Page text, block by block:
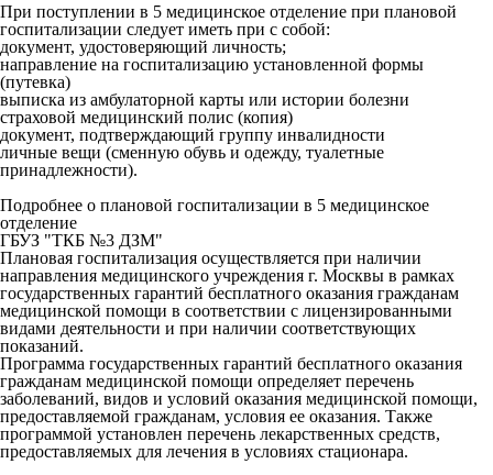
При поступлении в 5 медицинское отделение при плановой
госпитализации следует иметь при с собой:
документ, удостоверяющий личность;
направление на госпитализацию установленной формы
(путевка)
выписка из амбулаторной карты или истории болезни
страховой медицинский полис (копия)
документ, подтверждающий группу инвалидности
личные вещи (сменную обувь и одежду, туалетные
принадлежности).
Подробнее о плановой госпитализации в 5 медицинское
отделение
ГБУЗ "ТКБ №3 ДЗМ"
Плановая госпитализация осуществляется при наличии
направления медицинского учреждения г. Москвы в рамках
государственных гарантий бесплатного оказания гражданам
медицинской помощи в соответствии с лицензированными
видами деятельности и при наличии соответствующих
показаний.
Программа государственных гарантий бесплатного оказания
гражданам медицинской помощи определяет перечень
заболеваний, видов и условий оказания медицинской помощи,
предоставляемой гражданам, условия ее оказания. Также
программой установлен перечень лекарственных средств,
предоставляемых для лечения в условиях стационара.